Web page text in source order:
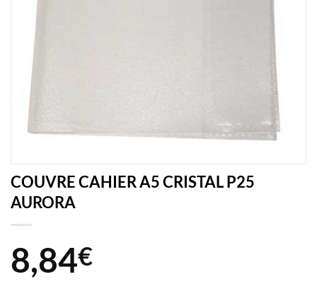
COUVRE CAHIER A5 CRISTAL P25
AURORA
8,84€